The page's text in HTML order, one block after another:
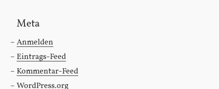
Meta
Anmelden
Eintrags-Feed
Kommentar-Feed
WordPress.org